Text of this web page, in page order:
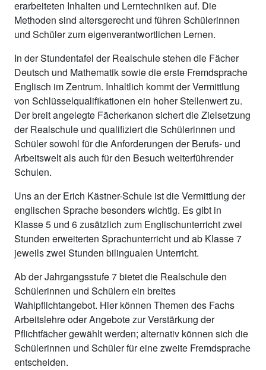
erarbeiteten Inhalten und Lerntechniken auf. Die
Methoden sind altersgerecht und führen Schülerinnen
und Schüler zum eigenverantwortlichen Lernen.
In der Stundentafel der Realschule stehen die Fächer
Deutsch und Mathematik sowie die erste Fremdsprache
Englisch im Zentrum. Inhaltlich kommt der Vermittlung
von Schlüsselqualifikationen ein hoher Stellenwert zu.
Der breit angelegte Fächerkanon sichert die Zielsetzung
der Realschule und qualifiziert die Schülerinnen und
Schüler sowohl für die Anforderungen der Berufs- und
Arbeitswelt als auch für den Besuch weiterführender
Schulen.
Uns an der Erich Kästner-Schule ist die Vermittlung der
englischen Sprache besonders wichtig. Es gibt in
Klasse 5 und 6 zusätzlich zum Englischunterricht zwei
Stunden erweiterten Sprachunterricht und ab Klasse 7
jeweils zwei Stunden bilingualen Unterricht.
Ab der Jahrgangsstufe 7 bietet die Realschule den
Schülerinnen und Schülern ein breites
Wahlpflichtangebot. Hier können Themen des Fachs
Arbeitslehre oder Angebote zur Verstärkung der
Pflichtfächer gewählt werden; alternativ können sich die
Schülerinnen und Schüler für eine zweite Fremdsprache